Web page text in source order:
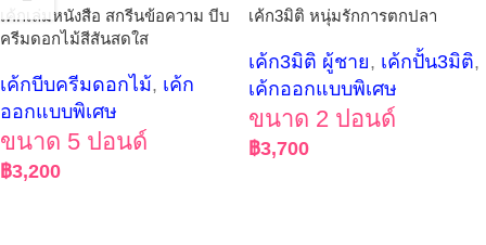
เค้กเล่มหนังสือ สกรีนข้อความ บีบ
ครีมดอกไม้สีสันสดใส
เค้กบีบครีมดอกไม้, เค้ก
ออกแบบพิเศษ
ขนาด 5 ปอนด์
฿3,200
เค้ก3มิติ หนุ่มรักการตกปลา
เค้ก3มิติ ผู้ชาย, เค้กปั้น3มิติ,
เค้กออกแบบพิเศษ
ขนาด 2 ปอนด์
฿3,700